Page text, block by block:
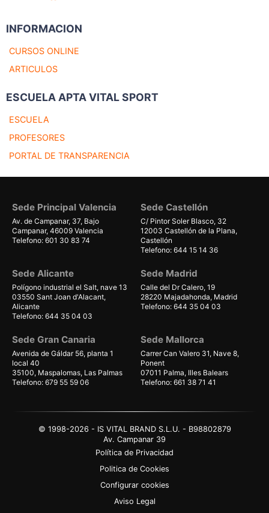
INFORMACION
CURSOS ONLINE
ARTICULOS
ESCUELA APTA VITAL SPORT
ESCUELA
PROFESORES
PORTAL DE TRANSPARENCIA
Sede Principal Valencia
Av. de Campanar, 37, Bajo
Campanar, 46009 Valencia
Telefono: 601 30 83 74
Sede Castellón
C/ Pintor Soler Blasco, 32
12003 Castellón de la Plana,
Castellón
Telefono: 644 15 14 36
Sede Alicante
Polígono industrial el Salt, nave 13
03550 Sant Joan d'Alacant,
Alicante
Telefono: 644 35 04 03
Sede Madrid
Calle del Dr Calero, 19
28220 Majadahonda, Madrid
Telefono: 644 35 04 03
Sede Gran Canaria
Avenida de Gáldar 56, planta 1
local 40
35100, Maspalomas, Las Palmas
Telefono: 679 55 59 06
Sede Mallorca
Carrer Can Valero 31, Nave 8,
Ponent
07011 Palma, Illes Balears
Telefono: 661 38 71 41
© 1998-2026 - IS VITAL BRAND S.L.U. - B98802879
Av. Campanar 39
Política de Privacidad
Politica de Cookies
Configurar cookies
Aviso Legal